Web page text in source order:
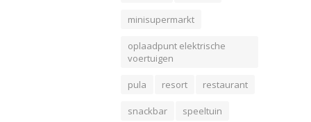
minisupermarkt
oplaadpunt elektrische
voertuigen
pula resort restaurant
snackbar speeltuin